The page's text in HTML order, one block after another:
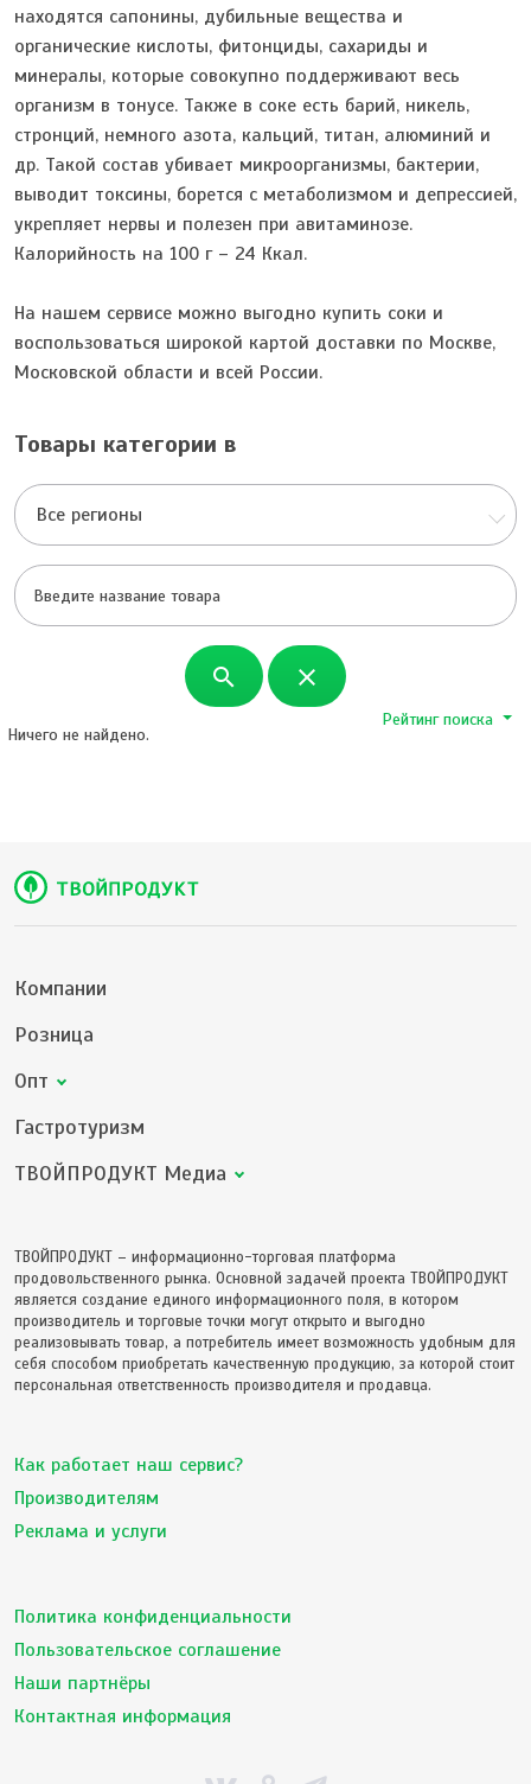
находятся сапонины, дубильные вещества и
органические кислоты, фитонциды, сахариды и
минералы, которые совокупно поддерживают весь
организм в тонусе. Также в соке есть барий, никель,
стронций, немного азота, кальций, титан, алюминий и
др. Такой состав убивает микроорганизмы, бактерии,
выводит токсины, борется с метаболизмом и депрессией,
укрепляет нервы и полезен при авитаминозе.
Калорийность на 100 г – 24 Ккал.
На нашем сервисе можно выгодно купить соки и
воспользоваться широкой картой доставки по Москве,
Московской области и всей России.
Товары категории в
Все регионы
search close
Рейтинг поиска
Ничего не найдено.
Компании
Розница
Опт
Гастротуризм
ТВОЙПРОДУКТ Медиа
ТВОЙПРОДУКТ – информационно-торговая платформа
продовольственного рынка. Основной задачей проекта ТВОЙПРОДУКТ
является создание единого информационного поля, в котором
производитель и торговые точки могут открыто и выгодно
реализовывать товар, а потребитель имеет возможность удобным для
себя способом приобретать качественную продукцию, за которой стоит
персональная ответственность производителя и продавца.
Как работает наш сервис?
Производителям
Реклама и услуги
Политика конфиденциальности
Пользовательское соглашение
Наши партнёры
Контактная информация